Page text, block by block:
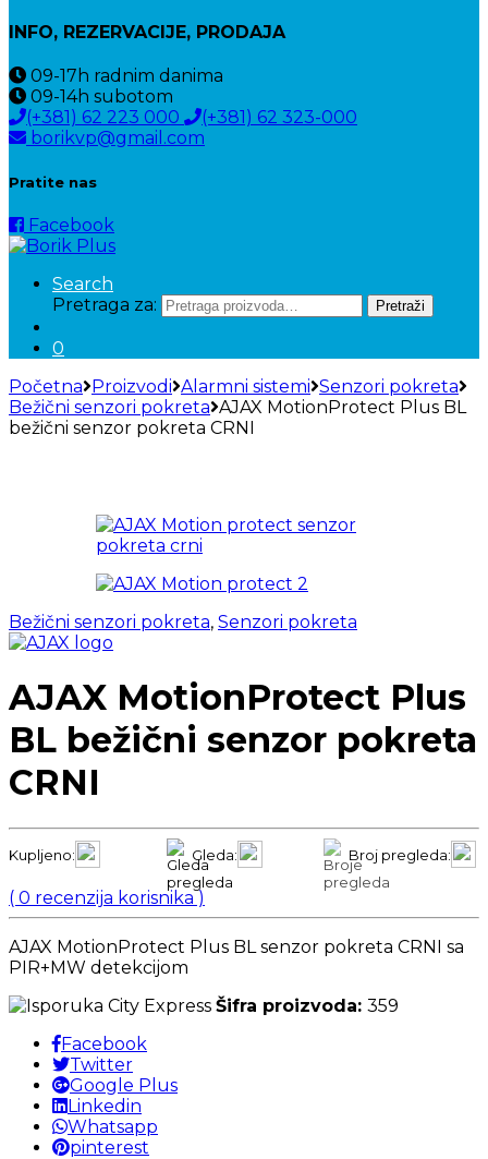
INFO, REZERVACIJE, PRODAJA
09-17h radnim danima
09-14h subotom
(+381) 62 223 000
(+381) 62 323-000
borikvp@gmail.com
Pratite nas
Facebook
Search
Pretraga za:
Pretraži
0
Početna Proizvodi Alarmni sistemi Senzori pokreta
Bežični senzori pokreta AJAX MotionProtect Plus BL
bežični senzor pokreta CRNI
Bežični senzori pokreta, Senzori pokreta
AJAX MotionProtect Plus
BL bežični senzor pokreta
CRNI
Kupljeno: Gleda: Broj pregleda:
( 0 recenzija korisnika )
AJAX MotionProtect Plus BL senzor pokreta CRNI sa
PIR+MW detekcijom
Šifra proizvoda: 359
Facebook
Twitter
Google Plus
Linkedin
Whatsapp
pinterest